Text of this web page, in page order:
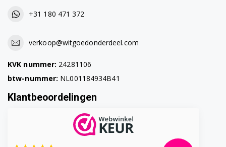
+31 180 471 372
verkoop@witgoedonderdeel.com
KVK nummer: 24281106
btw-nummer: NL001184934B41
Klantbeoordelingen